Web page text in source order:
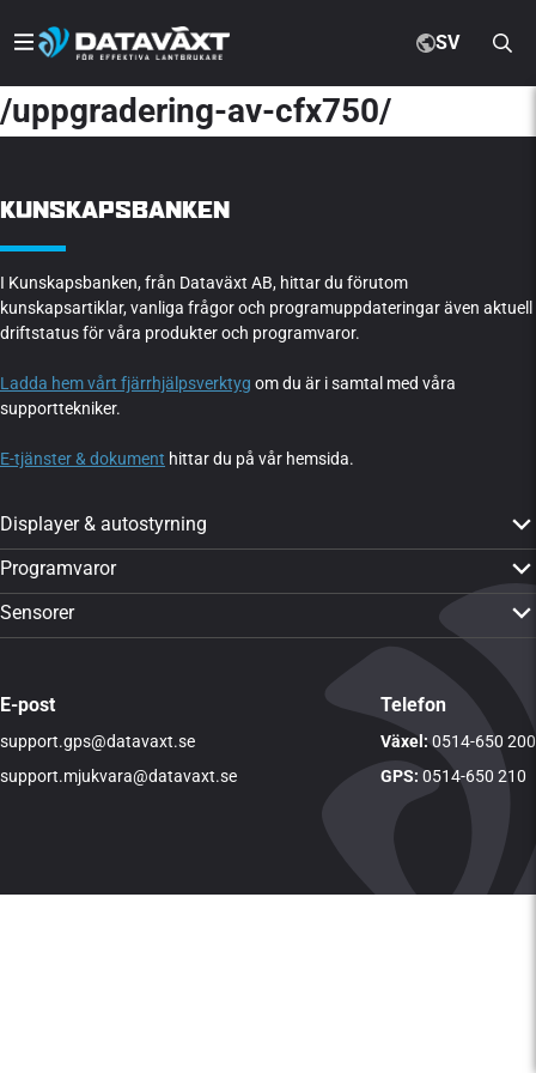
SV
/uppgradering-av-cfx750/
KUNSKAPSBANKEN
I Kunskapsbanken, från Dataväxt AB, hittar du förutom
kunskapsartiklar, vanliga frågor och programuppdateringar även aktuell
driftstatus för våra produkter och programvaror.
Ladda hem vårt fjärrhjälpsverktyg om du är i samtal med våra
supporttekniker.
E-tjänster & dokument hittar du på vår hemsida.
Displayer & autostyrning
PTx Trimble GFX-350
PTx Trimble GFX-1060
Visa alla produkter
Programvaror
CropPLAN
Dataväxt-appen
CropSAT
LogMASTER
DVTime
Sensorer
E-post
support.gps@datavaxt.se
support.mjukvara@datavaxt.se
Telefon
Växel:0514-650 200
GPS: 0514-650 210